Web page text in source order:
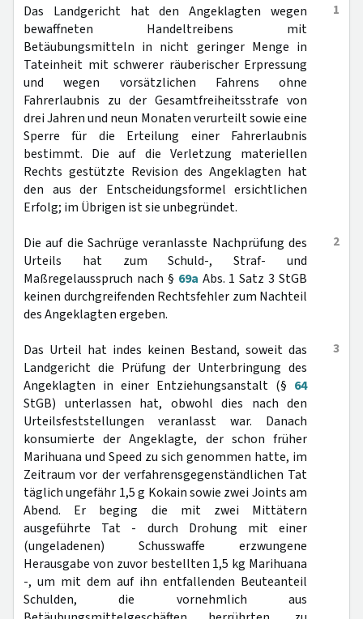
1
Das Landgericht hat den Angeklagten wegen
bewaffneten Handeltreibens mit
Betäubungsmitteln in nicht geringer Menge in
Tateinheit mit schwerer räuberischer Erpressung
und wegen vorsätzlichen Fahrens ohne
Fahrerlaubnis zu der Gesamtfreiheitsstrafe von
drei Jahren und neun Monaten verurteilt sowie eine
Sperre für die Erteilung einer Fahrerlaubnis
bestimmt. Die auf die Verletzung materiellen
Rechts gestützte Revision des Angeklagten hat
den aus der Entscheidungsformel ersichtlichen
Erfolg; im Übrigen ist sie unbegründet.
2
Die auf die Sachrüge veranlasste Nachprüfung des
Urteils hat zum Schuld-, Straf- und
Maßregelausspruch nach § 69a Abs. 1 Satz 3 StGB
keinen durchgreifenden Rechtsfehler zum Nachteil
des Angeklagten ergeben.
3
Das Urteil hat indes keinen Bestand, soweit das
Landgericht die Prüfung der Unterbringung des
Angeklagten in einer Entziehungsanstalt (§ 64
StGB) unterlassen hat, obwohl dies nach den
Urteilsfeststellungen veranlasst war. Danach
konsumierte der Angeklagte, der schon früher
Marihuana und Speed zu sich genommen hatte, im
Zeitraum vor der verfahrensgegenständlichen Tat
täglich ungefähr 1,5 g Kokain sowie zwei Joints am
Abend. Er beging die mit zwei Mittätern
ausgeführte Tat - durch Drohung mit einer
(ungeladenen) Schusswaffe erzwungene
Herausgabe von zuvor bestellten 1,5 kg Marihuana
-, um mit dem auf ihn entfallenden Beuteanteil
Schulden, die vornehmlich aus